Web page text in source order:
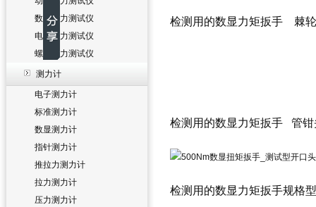
数显扭力测试仪
电批扭力测试仪
螺丝扭力测试仪
测力计
电子测力计
标准测力计
数显测力计
指针测力计
推拉力测力计
拉力测力计
压力测力计
检测用的数显力矩扳手 棘
检测用的数显力矩扳手 管钳
检测用的数显力矩扳手规格